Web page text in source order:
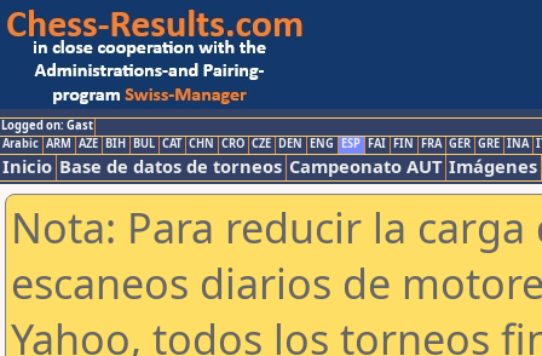
Logged on: Gast
Arabic ARM AZE BIH BUL CAT CHN CRO CZE DEN ENG ESP FAI FIN FRA GER GRE INA
Inicio Base de datos de torneos Campeonato AUT Imágenes
Nota: Para reducir la
escaneos diarios de
Yahoo, todos los torneos